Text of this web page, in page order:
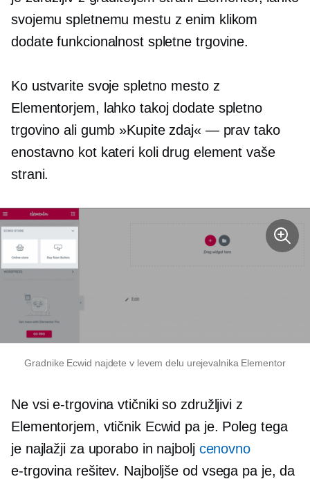
svojemu spletnemu mestu z enim klikom
dodate funkcionalnost spletne trgovine.
Ko ustvarite svoje spletno mesto z
Elementorjem, lahko takoj dodate spletno
trgovino ali gumb »Kupite zdaj« — prav tako
enostavno kot kateri koli drug element vaše
strani.
Gradnike Ecwid najdete v levem delu urejevalnika Elementor
Ne vsie-trgovina vtičniki so združljivi z
Elementorjem, vtičnik Ecwid pa je. Poleg tega
je najlažji za uporabo in najbolj cenovno
e-trgovina rešitev. Najboljše od vsega pa je, da